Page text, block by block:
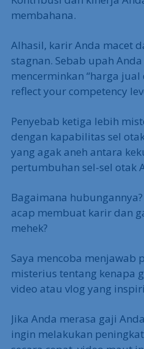
membahana.
Alhasil, karir Anda macet
stagnan. Sebab upah
mencerminkan “harga
reflect your competency
Penyebab ketiga lebih
dengan kapabilitas sel
yang agak aneh antara
pertumbuhan sel-sel otak
Bagaimana
acap membuat karir dan
mehek?
Saya mencoba menjawab
misterius tentang kenapa
video atau vlog yang
Jika Anda merasa gaji
ingin melakukan